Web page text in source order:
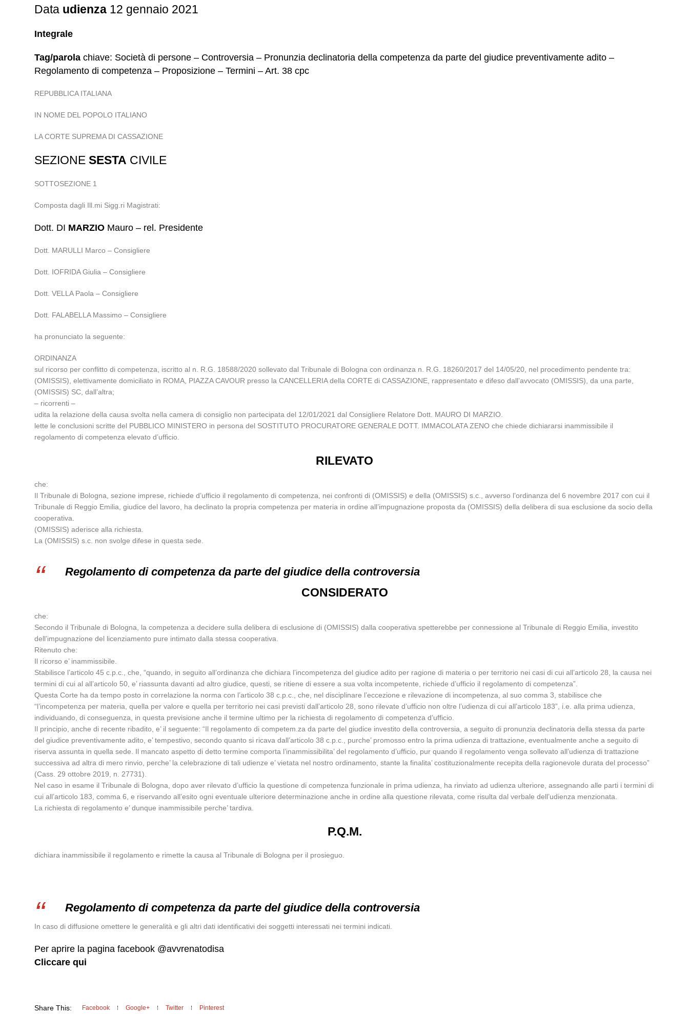
Data udienza 12 gennaio 2021
Integrale
Tag/parola chiave: Società di persone – Controversia – Pronunzia declinatoria della competenza da parte del giudice preventivamente adito –
Regolamento di competenza – Proposizione – Termini – Art. 38 cpc
REPUBBLICA ITALIANA
IN NOME DEL POPOLO ITALIANO
LA CORTE SUPREMA DI CASSAZIONE
SEZIONESESTA CIVILE
SOTTOSEZIONE 1
Composta dagli Ill.mi Sigg.ri Magistrati:
Dott. DI MARZIO Mauro – rel. Presidente
Dott. MARULLI Marco – Consigliere
Dott. IOFRIDA Giulia – Consigliere
Dott. VELLA Paola – Consigliere
Dott. FALABELLA Massimo – Consigliere
ha pronunciato la seguente:
ORDINANZA
sul ricorso per conflitto di competenza, iscritto al n. R.G. 18588/2020 sollevato dal Tribunale di Bologna con ordinanza n. R.G. 18260/2017 del 14/05/20, nel procedimento pendente tra:
(OMISSIS), elettivamente domiciliato in ROMA, PIAZZA CAVOUR presso la CANCELLERIA della CORTE di CASSAZIONE, rappresentato e difeso dall’avvocato (OMISSIS), da una parte,
(OMISSIS) SC, dall’altra;
– ricorrenti –
udita la relazione della causa svolta nella camera di consiglio non partecipata del 12/01/2021 dal Consigliere Relatore Dott. MAURO DI MARZIO.
lette le conclusioni scritte del PUBBLICO MINISTERO in persona del SOSTITUTO PROCURATORE GENERALE DOTT. IMMACOLATA ZENO che chiede dichiararsi inammissibile il
regolamento di competenza elevato d’ufficio.
RILEVATO
che:
Il Tribunale di Bologna, sezione imprese, richiede d’ufficio il regolamento di competenza, nei confronti di (OMISSIS) e della (OMISSIS) s.c., avverso l’ordinanza del 6 novembre 2017 con cui il
Tribunale di Reggio Emilia, giudice del lavoro, ha declinato la propria competenza per materia in ordine all’impugnazione proposta da (OMISSIS) della delibera di sua esclusione da socio della
cooperativa.
(OMISSIS) aderisce alla richiesta.
La (OMISSIS) s.c. non svolge difese in questa sede.
Regolamento di competenza da parte del giudice della controversia
CONSIDERATO
che:
Secondo il Tribunale di Bologna, la competenza a decidere sulla delibera di esclusione di (OMISSIS) dalla cooperativa spetterebbe per connessione al Tribunale di Reggio Emilia, investito
dell’impugnazione del licenziamento pure intimato dalla stessa cooperativa.
Ritenuto che:
Il ricorso e’ inammissibile.
Stabilisce l’articolo 45 c.p.c., che, “quando, in seguito all’ordinanza che dichiara l’incompetenza del giudice adito per ragione di materia o per territorio nei casi di cui all’articolo 28, la causa nei
termini di cui al all’articolo 50, e’ riassunta davanti ad altro giudice, questi, se ritiene di essere a sua volta incompetente, richiede d’ufficio il regolamento di competenza”.
Questa Corte ha da tempo posto in correlazione la norma con l’articolo 38 c.p.c., che, nel disciplinare l’eccezione e rilevazione di incompetenza, al suo comma 3, stabilisce che
“l’incompetenza per materia, quella per valore e quella per territorio nei casi previsti dall’articolo 28, sono rilevate d’ufficio non oltre l’udienza di cui all’articolo 183”, i.e. alla prima udienza,
individuando, di conseguenza, in questa previsione anche il termine ultimo per la richiesta di regolamento di competenza d’ufficio.
Il principio, anche di recente ribadito, e’ il seguente: “Il regolamento di competem.za da parte del giudice investito della controversia, a seguito di pronunzia declinatoria della stessa da parte
del giudice preventivamente adito, e’ tempestivo, secondo quanto si ricava dall’articolo 38 c.p.c., purche’ promosso entro la prima udienza di trattazione, eventualmente anche a seguito di
riserva assunta in quella sede. Il mancato aspetto di detto termine comporta l’inammissibilita’ del regolamento d’ufficio, pur quando il regolamento venga sollevato all’udienza di trattazione
successiva ad altra di mero rinvio, perche’ la celebrazione di tali udienze e’ vietata nel nostro ordinamento, stante la finalita’ costituzionalmente recepita della ragionevole durata del processo”
(Cass. 29 ottobre 2019, n. 27731).
Nel caso in esame il Tribunale di Bologna, dopo aver rilevato d’ufficio la questione di competenza funzionale in prima udienza, ha rinviato ad udienza ulteriore, assegnando alle parti i termini di
cui all’articolo 183, comma 6, e riservando all’esito ogni eventuale ulteriore determinazione anche in ordine alla questione rilevata, come risulta dal verbale dell’udienza menzionata.
La richiesta di regolamento e’ dunque inammissibile perche’ tardiva.
P.Q.M.
dichiara inammissibile il regolamento e rimette la causa al Tribunale di Bologna per il prosieguo.
Regolamento di competenza da parte del giudice della controversia
In caso di diffusione omettere le generalità e gli altri dati identificativi dei soggetti interessati nei termini indicati.
Per aprire la pagina facebook @avvrenatodisa
Cliccare qui
Share This: Facebook Google+ Twitter Pinterest